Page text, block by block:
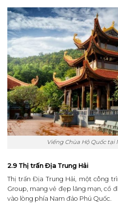
Viếng Chùa Hộ Quốc tại
2.9 Thị trấn Địa Trung Hải
Thị trấn Địa Trung Hải, một công
Group, mang vẻ đẹp lãng mạn, cổ
vào lòng phía Nam đảo Phú Quốc.